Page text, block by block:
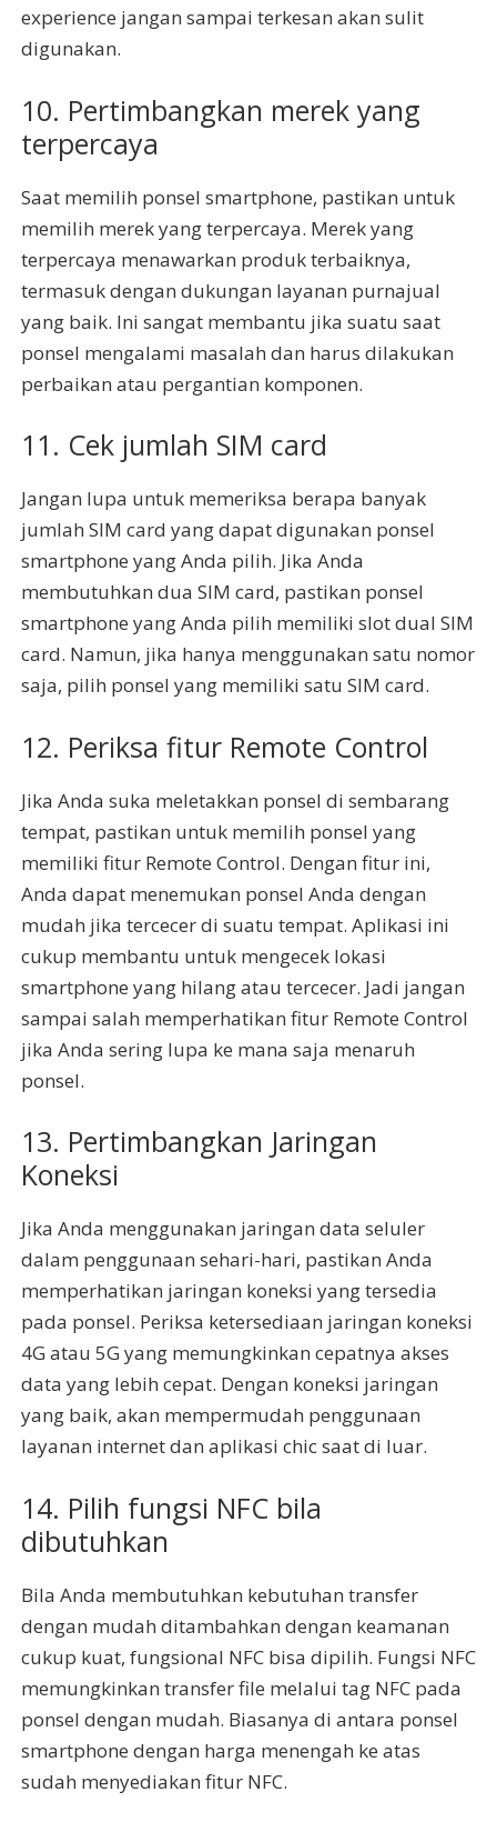
experience jangan sampai terkesan akan sulit
digunakan.
10. Pertimbangkan merek yang
terpercaya
Saat memilih ponsel smartphone, pastikan untuk
memilih merek yang terpercaya. Merek yang
terpercaya menawarkan produk terbaiknya,
termasuk dengan dukungan layanan purnajual
yang baik. Ini sangat membantu jika suatu saat
ponsel mengalami masalah dan harus dilakukan
perbaikan atau pergantian komponen.
11. Cek jumlah SIM card
Jangan lupa untuk memeriksa berapa banyak
jumlah SIM card yang dapat digunakan ponsel
smartphone yang Anda pilih. Jika Anda
membutuhkan dua SIM card, pastikan ponsel
smartphone yang Anda pilih memiliki slot dual SIM
card. Namun, jika hanya menggunakan satu nomor
saja, pilih ponsel yang memiliki satu SIM card.
12. Periksa fitur Remote Control
Jika Anda suka meletakkan ponsel di sembarang
tempat, pastikan untuk memilih ponsel yang
memiliki fitur Remote Control. Dengan fitur ini,
Anda dapat menemukan ponsel Anda dengan
mudah jika tercecer di suatu tempat. Aplikasi ini
cukup membantu untuk mengecek lokasi
smartphone yang hilang atau tercecer. Jadi jangan
sampai salah memperhatikan fitur Remote Control
jika Anda sering lupa ke mana saja menaruh
ponsel.
13. Pertimbangkan Jaringan
Koneksi
Jika Anda menggunakan jaringan data seluler
dalam penggunaan sehari-hari, pastikan Anda
memperhatikan jaringan koneksi yang tersedia
pada ponsel. Periksa ketersediaan jaringan koneksi
4G atau 5G yang memungkinkan cepatnya akses
data yang lebih cepat. Dengan koneksi jaringan
yang baik, akan mempermudah penggunaan
layanan internet dan aplikasi chic saat di luar.
14. Pilih fungsi NFC bila
dibutuhkan
Bila Anda membutuhkan kebutuhan transfer
dengan mudah ditambahkan dengan keamanan
cukup kuat, fungsional NFC bisa dipilih. Fungsi NFC
memungkinkan transfer file melalui tag NFC pada
ponsel dengan mudah. Biasanya di antara ponsel
smartphone dengan harga menengah ke atas
sudah menyediakan fitur NFC.